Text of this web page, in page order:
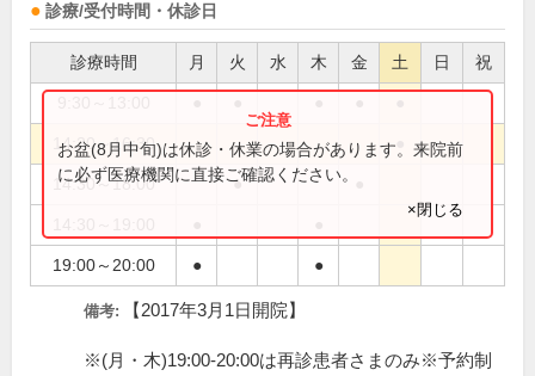
診療/受付時間・休診日
診療時間 月 火 水 木 金 土 日 祝
14:30～16:30
14:30～18:00 ●
19:00～20:00 ● ●
お盆(8月中旬)は休診・休業の場合があります。来院前
に必ず医療機関に直接ご確認ください。
×閉じる
備考: 【2017年3月1日開院】
※(月・木)19:00-20:00は再診患者さまのみ※予約制